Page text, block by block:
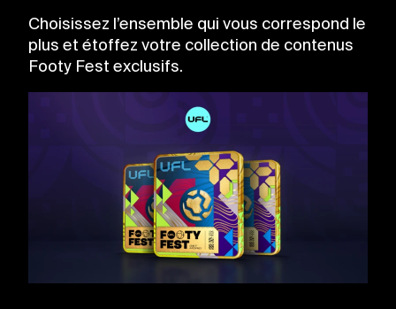
Choisissez l’ensemble qui vous correspond le
plus et étoffez votre collection de contenus
Footy Fest exclusifs.